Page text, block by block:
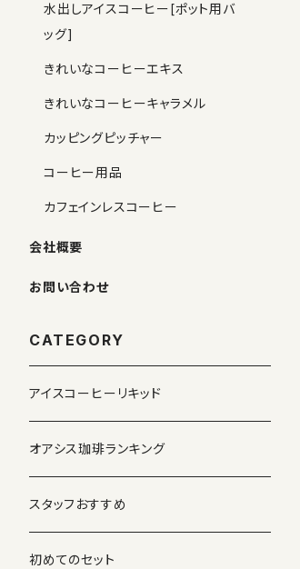
水出しアイスコーヒー[ポット用バ
ッグ]
きれいなコーヒーエキス
きれいなコーヒーキャラメル
カッピングピッチャー
コーヒー用品
カフェインレスコーヒー
会社概要
お問い合わせ
CATEGORY
アイスコーヒーリキッド
オアシス珈琲ランキング
スタッフおすすめ
初めてのセット